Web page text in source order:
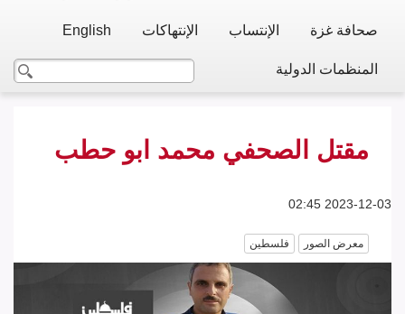
صحافة غزة الإنتساب الإنتهاكات English
المنظمات الدولية
مقتل الصحفي محمد ابو حطب
2023-12-03 02:45
معرض الصور فلسطين